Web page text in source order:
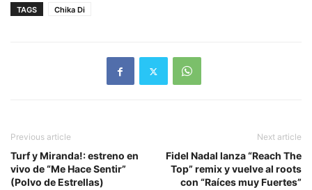
TAGS Chika Di
Previous article
Turf y Miranda!: estreno en
vivo de “Me Hace Sentir”
(Polvo de Estrellas)
Next article
Fidel Nadal lanza “Reach The
Top” remix y vuelve al roots
con “Raíces muy Fuertes”